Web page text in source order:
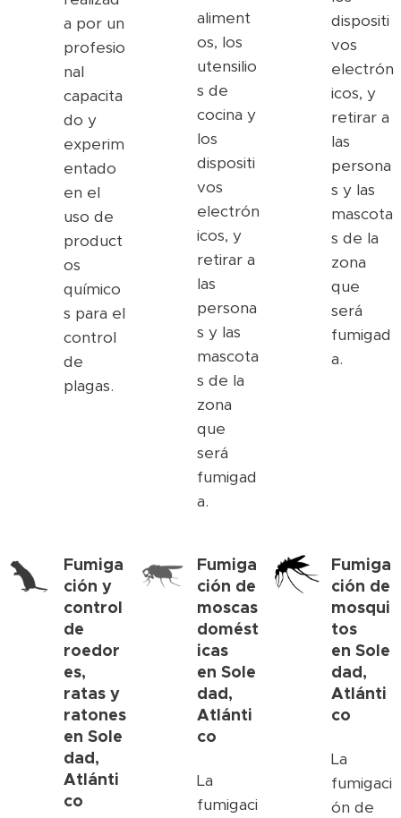
a por un
profesio
nal
capacita
do y
experim
entado
en el
uso de
product
os
químico
s para el
control
de
plagas.
aliment
os, los
utensilio
s de
cocina y
los
dispositi
vos
electrón
icos, y
retirar a
las
persona
s y las
mascota
s de la
zona
que
será
fumigad
a.
dispositi
vos
electrón
icos, y
retirar a
las
persona
s y las
mascota
s de la
zona
que
será
fumigad
a.
Fumiga
ción y
control
de
roedor
es,
ratas y
ratones
enSole
dad,
Atlánti
co
Fumiga
ción de
moscas
domést
icas
enSole
dad,
Atlánti
co
La
fumigaci
Fumiga
ción de
mosqui
tos
en Sole
dad,
Atlánti
co
La
fumigaci
ón de